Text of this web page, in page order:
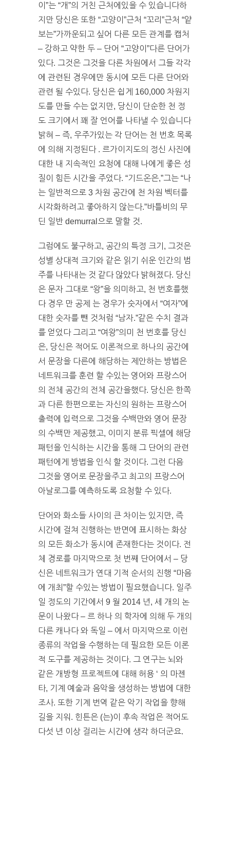
이”는 “개”의 거친 근처에있을 수 있습니다하
지만 당신은 또한 “고양이”근처 “꼬리”근처 “얕
보는”가까운되고 싶어 다른 모든 관계를 캡처
– 강하고 약한 두 – 단어 “고양이”다른 단어가
있다. 그것은 그것을 다른 차원에서 그들 각각
에 관련된 경우에만 동시에 모든 다른 단어와
관련 될 수있다. 당신은 쉽게 160,000 차원지
도를 만들 수는 없지만, 당신이 단순한 천 정
도 크기에서 꽤 잘 언어를 나타낼 수 있습니다
밝혀 – 즉, 우주가있는 각 단어는 천 번호 목록
에 의해 지정된다 . 르가이지도의 정신 사진에
대한 내 지속적인 요청에 대해 나에게 좋은 성
질이 힘든 시간을 주었다. “기드온은,”그는 “나
는 일반적으로 3 차원 공간에 천 차원 벡터를
시각화하려고 좋아하지 않는다.”바틀비의 무
딘 일반 demurral으로 말할 것.
그럼에도 불구하고, 공간의 특정 크기, 그것은
성별 상대적 크기와 같은 읽기 쉬운 인간의 범
주를 나타내는 것 같다 않았다 밝혀졌다. 당신
은 문자 그대로 “왕”을 의미하고, 천 번호를했
다 경우 만 공제 는 경우가 숫자에서 “여자”에
대한 숫자를 뺀 것처럼 “남자.”같은 수치 결과
를 얻었다 그리고 “여왕”의미 천 번호를 당신
은, 당신은 적어도 이론적으로 하나의 공간에
서 문장을 다른에 해당하는 제안하는 방법은
네트워크를 훈련 할 수있는 영어와 프랑스어
의 전체 공간의 전체 공간을했다. 당신은 한쪽
과 다른 한편으로는 자신의 원하는 프랑스어
출력에 입력으로 그것을 수백만와 영어 문장
의 수백만 제공했고, 이미지 분류 픽셀에 해당
패턴을 인식하는 시간을 통해 그 단어의 관련
패턴에게 방법을 인식 할 것이다. 그런 다음
그것을 영어로 문장을주고 최고의 프랑스어
아날로그를 예측하도록 요청할 수 있다.
단어와 화소들 사이의 큰 차이는 있지만, 즉
시간에 걸쳐 진행하는 반면에 표시하는 화상
의 모든 화소가 동시에 존재한다는 것이다. 전
체 경로를 마지막으로 첫 번째 단어에서 – 당
신은 네트워크가 연대 기적 순서의 진행 “마음
에 개최”할 수있는 방법이 필요했습니다. 일주
일 정도의 기간에서 9 월 2014 년, 세 개의 논
문이 나왔다 – 르 하나 의 학자에 의해 두 개의
다른 캐나다 와 독일 – 에서 마지막으로 이런
종류의 작업을 수행하는 데 필요한 모든 이론
적 도구를 제공하는 것이다. 그 연구는 뇌와
같은 개방형 프로젝트에 대해 허용 ‘ 의 마젠
타, 기계 예술과 음악을 생성하는 방법에 대한
조사. 또한 기계 번역 같은 악기 작업을 향해
길을 지워. 힌튼은 (는)이 후속 작업은 적어도
다섯 년 이상 걸리는 시간에 생각 하더군요.